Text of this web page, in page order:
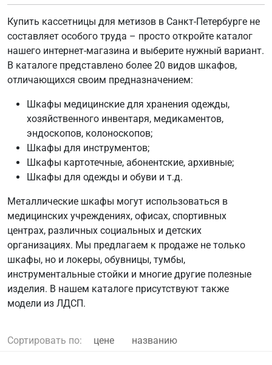
Купить кассетницы для метизов в Санкт-Петербурге не
составляет особого труда – просто откройте каталог
нашего интернет-магазина и выберите нужный вариант.
В каталоге представлено более 20 видов шкафов,
отличающихся своим предназначением:
Шкафы медицинские для хранения одежды,
хозяйственного инвентаря, медикаментов,
эндоскопов, колоноскопов;
Шкафы для инструментов;
Шкафы картотечные, абонентские, архивные;
Шкафы для одежды и обуви и т.д.
Металлические шкафы могут использоваться в
медицинских учреждениях, офисах, спортивных
центрах, различных социальных и детских
организациях. Мы предлагаем к продаже не только
шкафы, но и локеры, обувницы, тумбы,
инструментальные стойки и многие другие полезные
изделия. В нашем каталоге присутствуют также
модели из ЛДСП.
Сортировать по: цене названию